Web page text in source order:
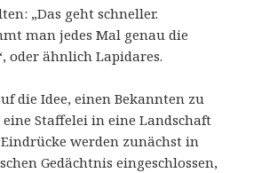
„Das geht schneller.
man jedes Mal genau die
oder ähnlich Lapidares.
die Idee, einen Bekannten zu
Staffelei in eine Landschaft
werden zunächst in
Gedächtnis eingeschlossen,